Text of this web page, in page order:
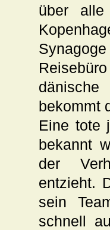
über
bekommt
Eine tote
bekannt
der
entzieht.
sein
schnell